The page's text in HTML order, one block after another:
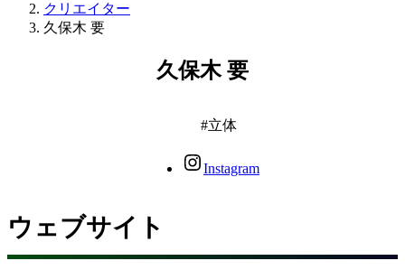
クリエイター
久保木 要
久保木 要
立体
Instagram
ウェブサイト